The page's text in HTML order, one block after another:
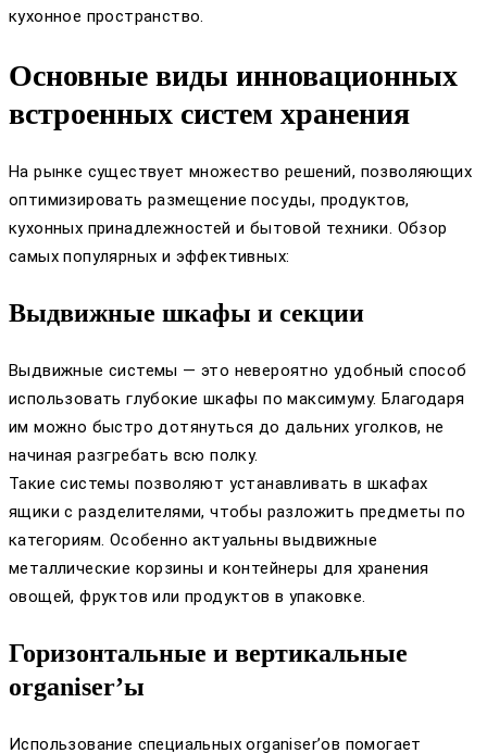
кухонное пространство.
Основные виды инновационных
встроенных систем хранения
На рынке существует множество решений, позволяющих
оптимизировать размещение посуды, продуктов,
кухонных принадлежностей и бытовой техники. Обзор
самых популярных и эффективных:
Выдвижные шкафы и секции
Выдвижные системы — это невероятно удобный способ
использовать глубокие шкафы по максимуму. Благодаря
им можно быстро дотянуться до дальних уголков, не
начиная разгребать всю полку.
Такие системы позволяют устанавливать в шкафах
ящики с разделителями, чтобы разложить предметы по
категориям. Особенно актуальны выдвижные
металлические корзины и контейнеры для хранения
овощей, фруктов или продуктов в упаковке.
Горизонтальные и вертикальные
organiser’ы
Использование специальных organiser’ов помогает